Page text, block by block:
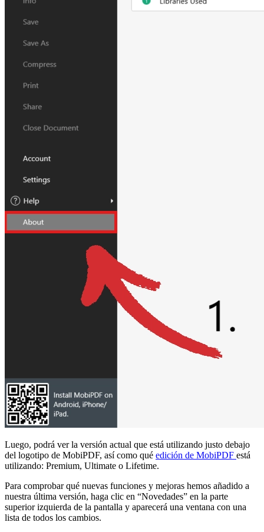
Luego, podrá ver la versión actual que está utilizando justo debajo
del logotipo de MobiPDF, así como qué edición de MobiPDF está
utilizando: Premium, Ultimate o Lifetime.
Para comprobar qué nuevas funciones y mejoras hemos añadido a
nuestra última versión, haga clic en “Novedades” en la parte
superior izquierda de la pantalla y aparecerá una ventana con una
lista de todos los cambios.